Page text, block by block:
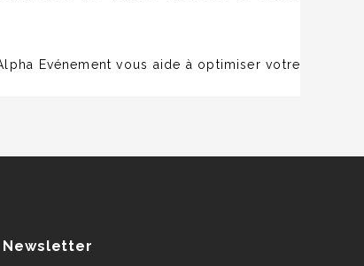
Evénement vous aide à optimiser votre
Newsletter